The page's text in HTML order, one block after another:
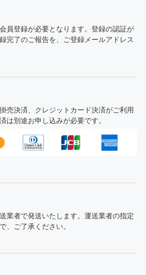
員登録が必要となります。登録の認証が
完了のご報告を、ご登録メールアドレス
売決済、クレジットカード決済がご利用
は別途お申し込みが必要です。
業者で発送いたします。運送業者の指定
、ご了承ください。